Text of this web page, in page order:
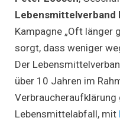
Lebensmittelverband
Kampagne „Oft länger
sorgt, dass weniger
Der
über 10 Jahren im
Verbraucheraufklärung
Lebensmittelabfall, mit